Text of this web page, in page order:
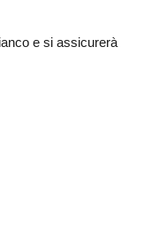
e si assicurerà